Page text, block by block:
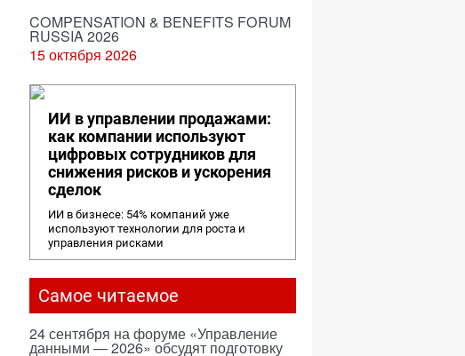
COMPENSATION & BENEFITS FORUM
RUSSIA 2026
15 октября 2026
ИИ в управлении продажами:
как компании используют
цифровых сотрудников для
снижения рисков и ускорения
сделок
ИИ в бизнесе: 54% компаний уже
используют технологии для роста и
управления рисками
Самое читаемое
24 сентября на форуме «Управление
данными — 2026» обсудят подготовку